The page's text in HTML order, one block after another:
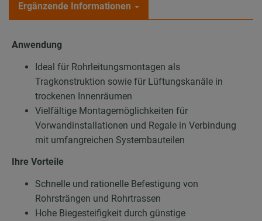
Ergänzende Informationen
Anwendung
Ideal für Rohrleitungsmontagen als
Tragkonstruktion sowie für Lüftungskanäle in
trockenen Innenräumen
Vielfältige Montagemöglichkeiten für
Vorwandinstallationen und Regale in Verbindung
mit umfangreichen Systembauteilen
Ihre Vorteile
Schnelle und rationelle Befestigung von
Rohrsträngen und Rohrtrassen
Hohe Biegesteifigkeit durch günstige